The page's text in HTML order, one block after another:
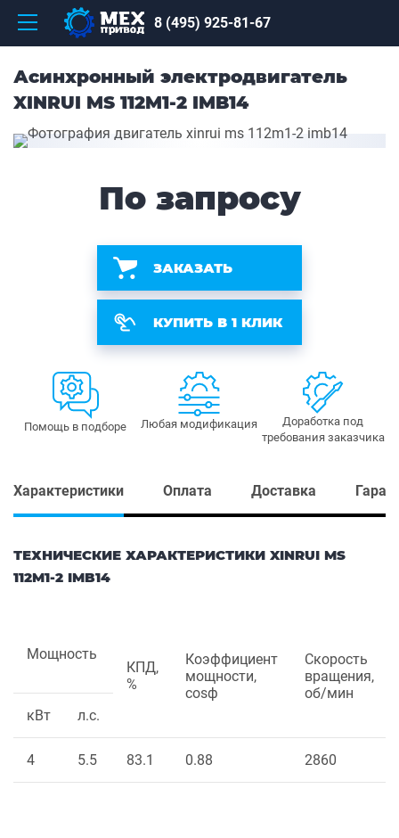
8 (495) 925-81-67
Асинхронный электродвигатель
XINRUI MS 112M1-2 IMB14
По запросу
ЗАКАЗАТЬ
КУПИТЬ В 1 КЛИК
Помощь в подборе Любая модификация
Доработка под
требования заказчика
Характеристики Оплата Доставка
ТЕХНИЧЕСКИЕ ХАРАКТЕРИСТИКИ XINRUI MS
112M1-2 IMB14
Мощность
КПД,
%
Коэффициент
мощности,
cosф
Скорость
вращения,
об/мин
кВт
л.с.
4 5.5 83.1 0.88 2860